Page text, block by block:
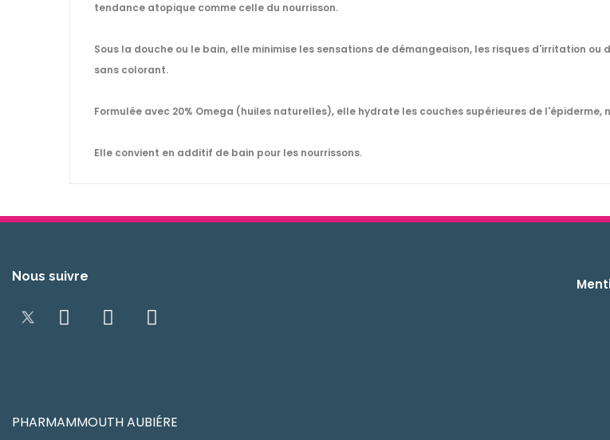
tendance atopique comme celle du nourrisson.
Sous la douche ou le bain, elle minimise les sensations de démangeaison, les risques d'irritation
sans colorant.
Formulée avec 20% Omega (huiles naturelles), elle hydrate les couches supérieures de l'épiderme,
Elle convient en additif de bain pour les nourrissons.
Nous suivre
PHARMAMMOUTH AUBIÉRE